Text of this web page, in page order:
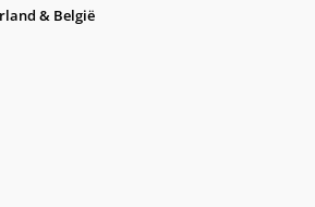
& België